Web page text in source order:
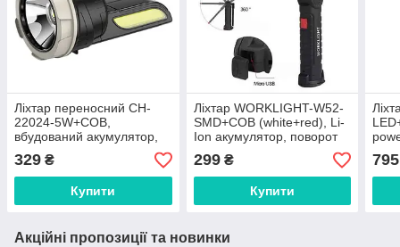
Ліхтар переносний CH-
22024-5W+COB,
вбудований акумулятор,
ЗУ Type-C
329 ₴
Купити
Ліхтар WORKLIGHT-W52-
SMD+COB (white+red), Li-
Ion акумулятор, поворот
180º+180º, магніт, затиск,
гак, ЗУ microUSB
299₴
Купити
795
Акційні пропозиції та новинки